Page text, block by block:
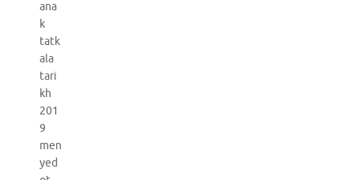
ana
k
tatk
ala
tari
kh
201
9
men
yed